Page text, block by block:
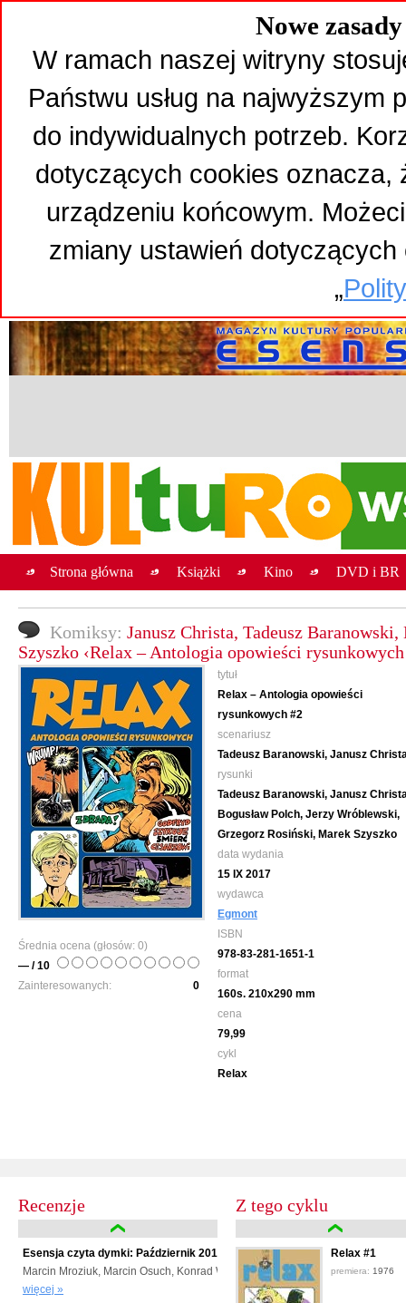
Nowe
W ramach naszej witryny
Państwu usług na najwyższym
do indywidualnych potrzeb.
dotyczących cookies oznacza,
urządzeniu końcowym.
zmiany ustawień
„
Strona główna Książki Kino DVD i BR
Komiksy: Janusz Christa, Tadeusz
Szyszko ‹Relax – Antologia opowieści rysunkowych
Średnia ocena (głosów: 0)
— / 10
0
Zainteresowanych:
tytuł
Relax – Antologia opowieści
rysunkowych #2
scenariusz
Tadeusz Baranowski, Janusz
rysunki
Tadeusz Baranowski, Janusz
Bogusław Polch, Jerzy Wróblewski,
Grzegorz Rosiński, Marek Szyszko
data wydania
15 IX 2017
wydawca
Egmont
ISBN
978-83-281-1651-1
format
160s. 210x290 mm
cena
79,99
cykl
Relax
Recenzje
Esensja czyta dymki: Październik 2017
Marcin Mroziuk, Marcin Osuch, Konrad Wągrowski
więcej »
Z tego cyklu
Relax #1
premiera: 1976